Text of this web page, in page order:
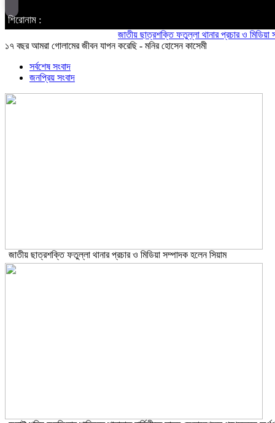
শিরোনাম :
জাতীয় ছাত্রশক্তি ফতুল্লা থানার প্রচার ও মিডিয়া সম্পাদক
১৭ বছর আমরা গোলামের জীবন যাপন করেছি - মনির হোসেন কাসেমী
সর্বশেষ সংবাদ
জনপ্রিয় সংবাদ
জাতীয় ছাত্রশক্তি ফতুল্লা থানার প্রচার ও মিডিয়া সম্পাদক হলেন সিয়াম